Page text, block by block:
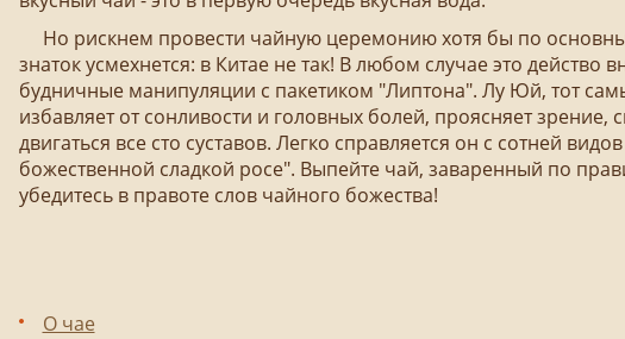
Но рискнем провести чайную церемонию хотя бы по
знаток усмехнется: в Китае не так! В любом случае это действо
будничные манипуляции с пакетиком "Липтона". Лу Юй, тот
избавляет от сонливости и головных болей, проясняет
двигаться все сто суставов. Легко справляется он с сотней
божественной сладкой росе". Выпейте чай, заваренный по
убедитесь в правоте слов чайного божества!
О чае